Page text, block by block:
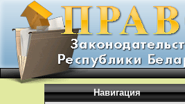
Навигация